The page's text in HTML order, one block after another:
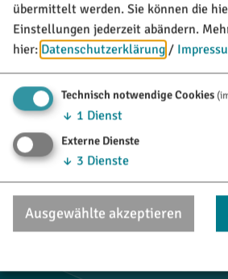
08423/9921-0
info@titting.de
TOURISTINFO
Marktstraße 21
08423/9921-28
tourismus@titting.de
übermittelt werden. Sie können die
Einstellungen jederzeit abändern.
hier: Datenschutzerklärung /
Technisch notwendige Cookies
↓ 1 Dienst
Externe Dienste
↓ 3 Dienste
Ausgewählte akzeptieren